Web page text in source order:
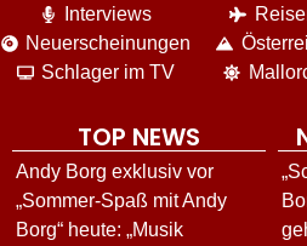
Interviews
Neuerscheinungen
Schlager im TV
TOP NEWS
Andy Borg exklusiv vor
„Sommer-Spaß mit Andy
Borg“ heute: „Musik